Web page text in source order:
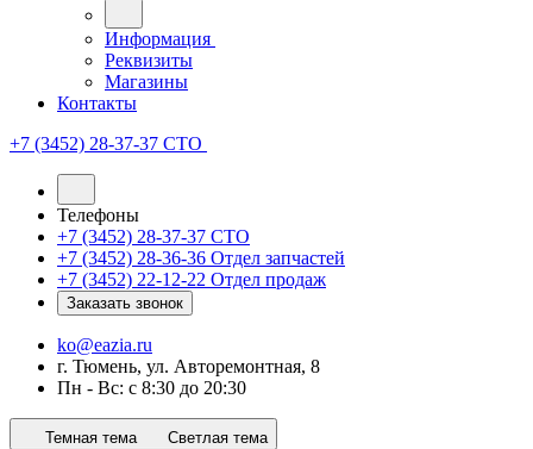
Информация
Реквизиты
Магазины
Контакты
+7 (3452) 28-37-37 СТО
Телефоны
+7 (3452) 28-37-37 СТО
+7 (3452) 28-36-36 Отдел запчастей
+7 (3452) 22-12-22 Отдел продаж
Заказать звонок
ko@eazia.ru
г. Тюмень, ул. Авторемонтная, 8
Пн - Вс: с 8:30 до 20:30
Темная тема Светлая тема